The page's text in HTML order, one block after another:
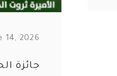
14, 2026
جائزة